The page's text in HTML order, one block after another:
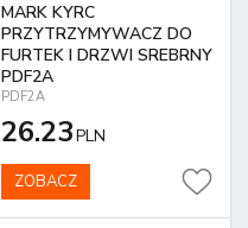
MARK KYRC
PRZYTRZYMYWACZ DO
FURTEK I DRZWI SREBRNY
PDF2A
PDF2A
26.23PLN
ZOBACZ